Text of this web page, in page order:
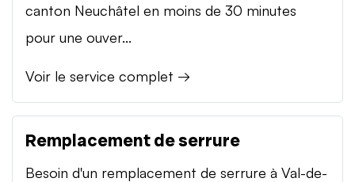
canton Neuchâtel en moins de 30 minutes
pour une ouver...
Voir le service complet →
Remplacement de serrure
Besoin d'un remplacement de serrure à Val-de-